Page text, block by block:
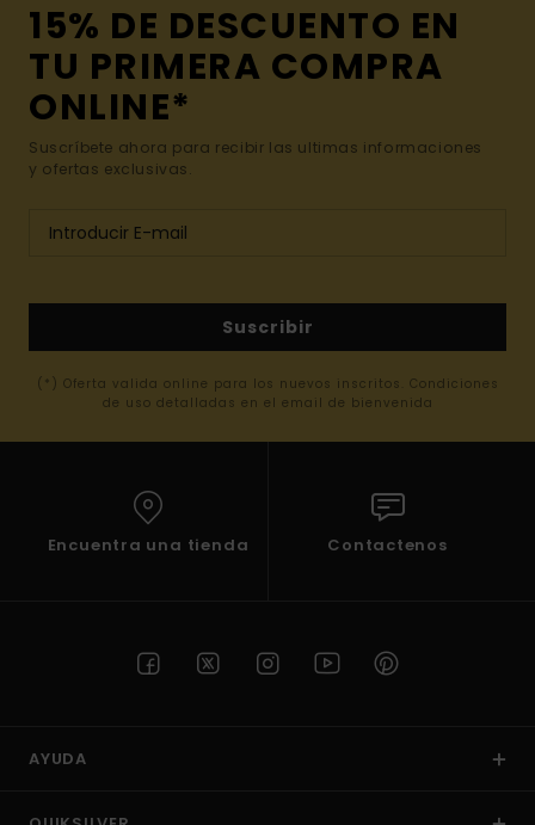
15% DE DESCUENTO EN
TU PRIMERA COMPRA
ONLINE*
Suscríbete ahora para recibir las ultimas informaciones
y ofertas exclusivas.
Suscribir
(*) Oferta valida online para los nuevos inscritos. Condiciones
de uso detalladas en el email de bienvenida
Encuentra una tienda Contactenos
AYUDA